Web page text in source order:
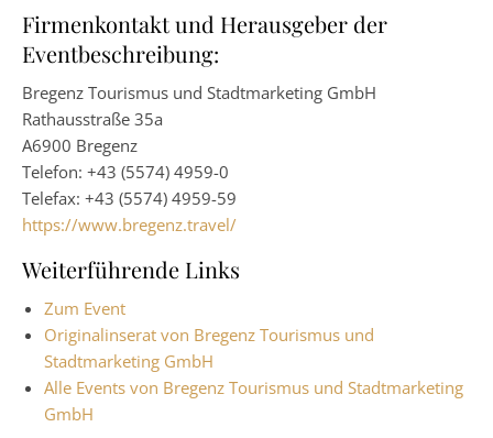
Firmenkontakt und Herausgeber der
Eventbeschreibung:
Bregenz Tourismus und Stadtmarketing GmbH
Rathausstraße 35a
A6900 Bregenz
Telefon: +43 (5574) 4959-0
Telefax: +43 (5574) 4959-59
https://www.bregenz.travel/
Weiterführende Links
Zum Event
Originalinserat von Bregenz Tourismus und
Stadtmarketing GmbH
Alle Events von Bregenz Tourismus und Stadtmarketing
GmbH